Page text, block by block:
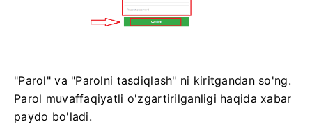
"Parol" va "Parolni tasdiqlash" ni kiritgandan so'ng.
Parol muvaffaqiyatli o'zgartirilganligi haqida xabar
paydo bo'ladi.